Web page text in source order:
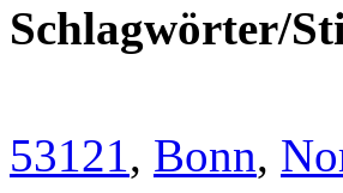
Schlagwörter/
53121, Bonn,